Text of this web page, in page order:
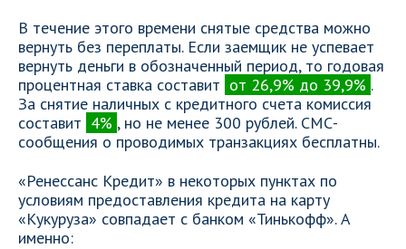
В течение этого времени снятые средства можно
вернуть без переплаты. Если заемщик не успевает
вернуть деньги в обозначенный период, то годовая
процентная ставка составит от 26,9% до 39,9% .
За снятие наличных с кредитного счета комиссия
составит 4% , но не менее 300 рублей. СМС-
сообщения о проводимых транзакциях бесплатны.
«Ренессанс Кредит» в некоторых пунктах по
условиям предоставления кредита на карту
«Кукуруза» совпадает с банком «Тинькофф». А
именно: